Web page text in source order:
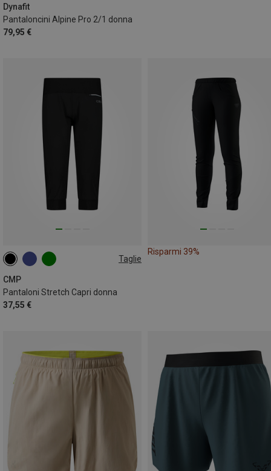
Dynafit
Pantaloncini Alpine Pro 2/1 donna
79,95 €
Taglie
CMP
Pantaloni Stretch Capri donna
37,55 €
Risparmi 39%